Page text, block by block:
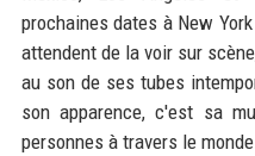
prochaines dates à New
attendent de la voir sur
au son de ses tubes
son apparence, c'est sa
personnes à travers le